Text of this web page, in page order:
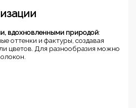
вдохновленными природой:
оттенки и фактуры, создавая
цветов. Для разнообразия можно